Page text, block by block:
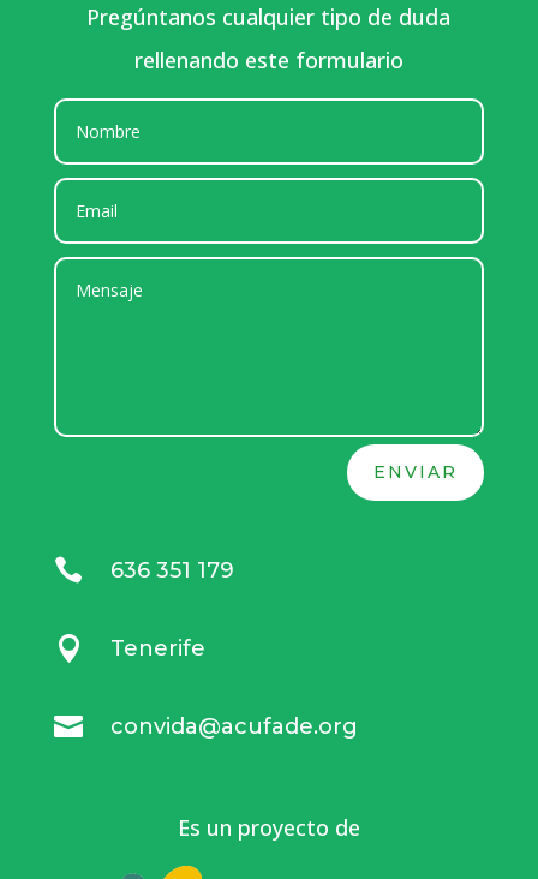
Pregúntanos cualquier tipo de duda
rellenando este formulario
ENVIAR
 636 351 179
 Tenerife
 convida@acufade.org
Es un proyecto de